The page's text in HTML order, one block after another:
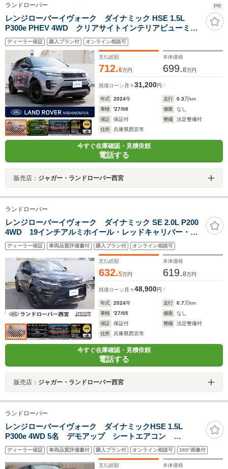
ランドローバー PR
レンジローバーイヴォーク ダイナミック HSE 1.5L
P300e PHEV 4WD クリアサイトインテリアビューミラ
ー・スライディングルーフ・プライバシーガラス・ブラ
ックパック・ブラックコントラストルーフ・20インチア
ルミホイール・当店デモカーUP
ディーラー保証 購入プラン付 オンライン相談可
支払総額
712.6万円
本体価格
699.8万円
残価ローン 月々31,200円
年式 2024年 走行 0.3万km
車検
'27/08 修復
なし
保証
保証付 整備
法定整備付
住所
兵庫県西宮市
今すぐ在庫確認・見積依頼
電話する
販売店： ジャガー・ランドローバー西宮
ランドローバー
レンジローバーイヴォーク ダイナミック SE 2.0L P200
4WD 19インチアルミホイール・レッドキャリパー・ス
ライディングルーフ・コールドクライメートパック
ディーラー保証 車両品質評価書付 購入プラン付 オンライン相談可
支払総額
632.5万円
本体価格
619.8万円
残価ローン 月々48,900円
年式 2024年 走行 0.7万km
車検
'27/05 修復
なし
保証
保証付 整備
法定整備付
住所
兵庫県西宮市
今すぐ在庫確認・見積依頼
電話する
販売店： ジャガー・ランドローバー西宮
ランドローバー
レンジローバーイヴォーク ダイナミックHSE 1.5L
P300e 4WD 5名 デモアップ シートエアコン
MERIDIAN
ディーラー保証 車両品質評価書付 購入プラン付 オンライン相談可 360°画像付
支払総額 本体価格